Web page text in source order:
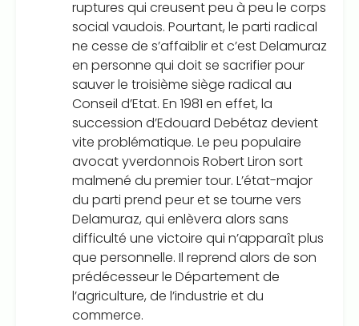
ruptures qui creusent peu à peu le corps
social vaudois. Pourtant, le parti radical
ne cesse de s’affaiblir et c’est Delamuraz
en personne qui doit se sacrifier pour
sauver le troisième siège radical au
Conseil d’Etat. En 1981 en effet, la
succession d’Edouard Debétaz devient
vite problématique. Le peu populaire
avocat yverdonnois Robert Liron sort
malmené du premier tour. L’état-major
du parti prend peur et se tourne vers
Delamuraz, qui enlèvera alors sans
difficulté une victoire qui n’apparaît plus
que personnelle. Il reprend alors de son
prédécesseur le Département de
l’agriculture, de l’industrie et du
commerce.